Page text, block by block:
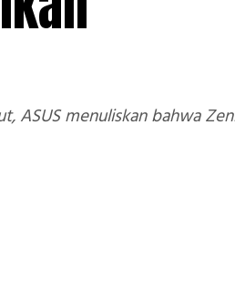
ASUS menuliskan bahwa